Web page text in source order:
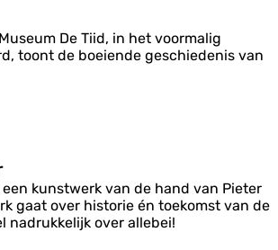
De Tiid, in het voormalig
toont de boeiende geschiedenis van
kunstwerk van de hand van Pieter
gaat over historie én toekomst van de
nadrukkelijk over allebei!